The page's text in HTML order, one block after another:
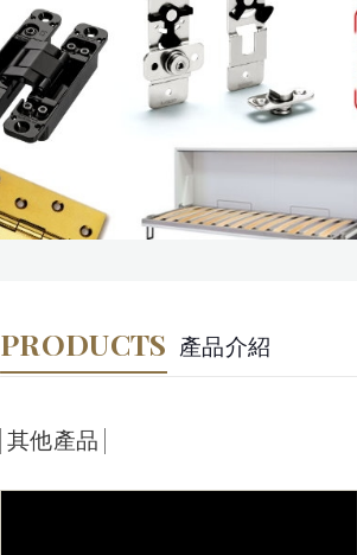
PRODUCTS 產品介紹
其他產品